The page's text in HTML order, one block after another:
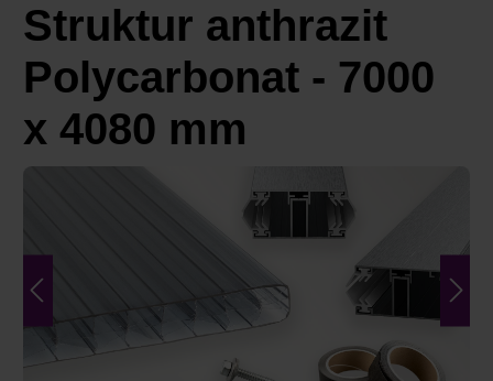
Struktur anthrazit
Polycarbonat - 7000
x 4080 mm